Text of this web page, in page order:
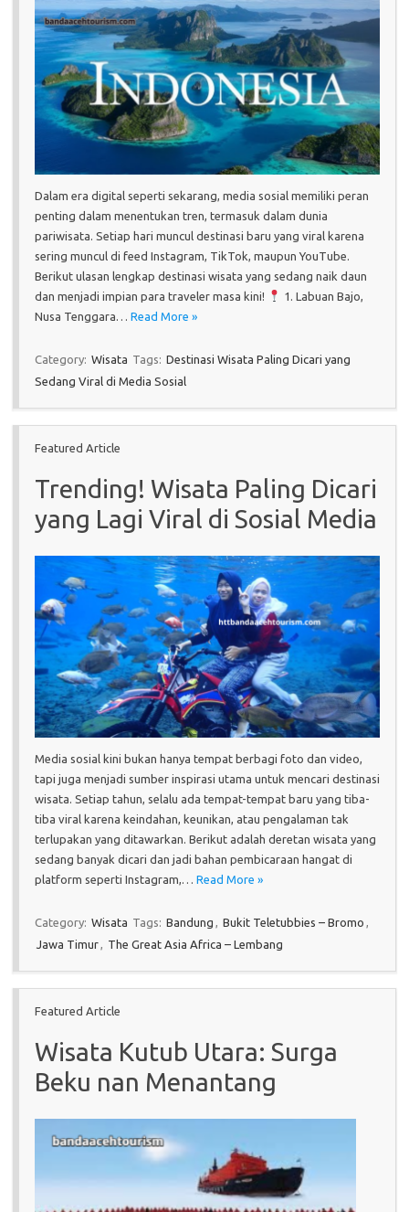
Dalam era digital seperti sekarang, media sosial memiliki peran
penting dalam menentukan tren, termasuk dalam dunia
pariwisata. Setiap hari muncul destinasi baru yang viral karena
sering muncul di feed Instagram, TikTok, maupun YouTube.
Berikut ulasan lengkap destinasi wisata yang sedang naik daun
dan menjadi impian para traveler masa kini!
1. Labuan Bajo,
Nusa Tenggara… Read More »
Category: Wisata Tags: Destinasi Wisata Paling Dicari yang
Sedang Viral di Media Sosial
Featured Article
Trending! Wisata Paling Dicari
yang Lagi Viral di Sosial Media
Media sosial kini bukan hanya tempat berbagi foto dan video,
tapi juga menjadi sumber inspirasi utama untuk mencari destinasi
wisata. Setiap tahun, selalu ada tempat-tempat baru yang tiba-
tiba viral karena keindahan, keunikan, atau pengalaman tak
terlupakan yang ditawarkan. Berikut adalah deretan wisata yang
sedang banyak dicari dan jadi bahan pembicaraan hangat di
platform seperti Instagram,… Read More »
Category: Wisata Tags: Bandung Bukit Teletubbies – Bromo
Jawa Timur
The Great Asia Africa – Lembang
Featured Article
Wisata Kutub Utara: Surga
Beku nan Menantang